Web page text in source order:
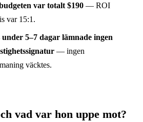
var totalt $190 — ROI
var 15:1.
5–7 dagar lämnade ingen
— ingen
väcktes.
vad var hon uppe mot?